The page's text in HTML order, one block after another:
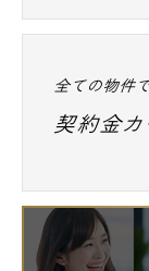
全ての物件
契約金